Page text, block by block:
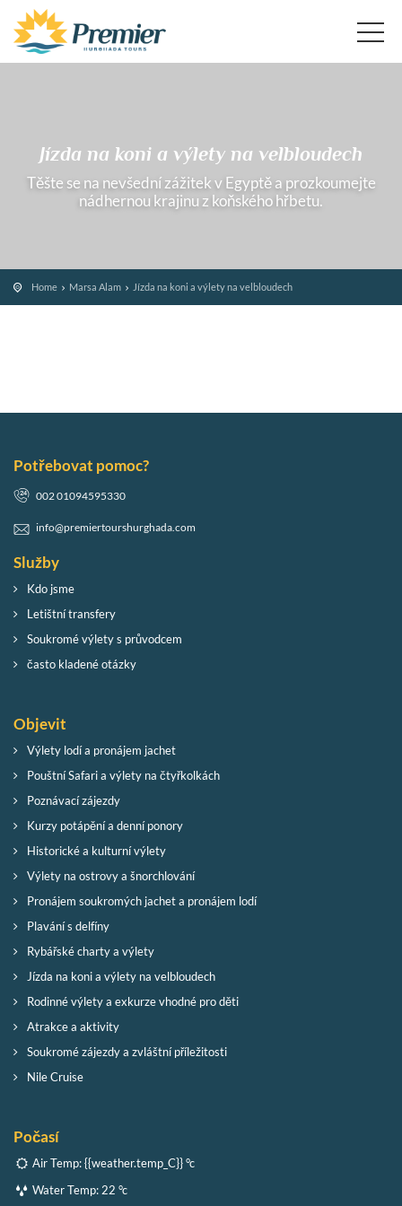
Jízda na koni a výlety na velbloudech
Těšte se na nevšední zážitek v Egyptě a prozkoumejte
nádhernou krajinu z koňského hřbetu.
Home Marsa Alam Jízda na koni a výlety na velbloudech
Potřebovat pomoc?
002 01094595330
info@premiertourshurghada.com
Služby
Kdo jsme
Letištní transfery
Soukromé výlety s průvodcem
často kladené otázky
Objevit
Výlety lodí a pronájem jachet
Pouštní Safari a výlety na čtyřkolkách
Poznávací zájezdy
Kurzy potápění a denní ponory
Historické a kulturní výlety
Výlety na ostrovy a šnorchlování
Pronájem soukromých jachet a pronájem lodí
Plavání s delfíny
Rybářské charty a výlety
Jízda na koni a výlety na velbloudech
Rodinné výlety a exkurze vhodné pro děti
Atrakce a aktivity
Soukromé zájezdy a zvláštní příležitosti
Nile Cruise
Počasí
Air Temp:{{weather.temp_C}} °c
Water Temp: 22 °c